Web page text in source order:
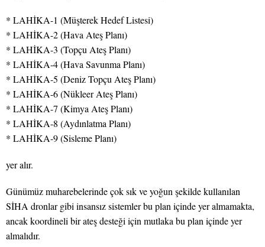
* LAHİKA-1 (Müşterek Hedef Listesi)
* LAHİKA-2 (Hava Ateş Planı)
* LAHİKA-3 (Topçu Ateş Planı)
* LAHİKA-4 (Hava Savunma Planı)
* LAHİKA-5 (Deniz Topçu Ateş Planı)
* LAHİKA-6 (Nükleer Ateş Planı)
* LAHİKA-7 (Kimya Ateş Planı)
* LAHİKA-8 (Aydınlatma Planı)
* LAHİKA-9 (Sisleme Planı)
yer alır.
Günümüz muharebelerinde çok sık ve yoğun şekilde kullanılan
SİHA dronlar gibi insansız sistemler bu plan içinde yer almamakta,
ancak koordineli bir ateş desteği için mutlaka bu plan içinde yer
almalıdır.